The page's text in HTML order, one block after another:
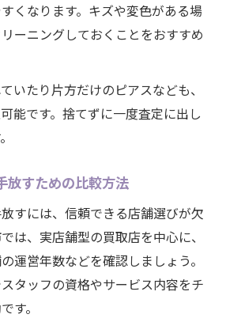
くなります。キズや変色がある場
ーニングしておくことをおすすめ
いたり片方だけのピアスなども、
能です。捨てずに一度査定に出し
放すための比較方法
すには、信頼できる店舗選びが欠
は、実店舗型の買取店を中心に、
運営年数などを確認しましょう。
タッフの資格やサービス内容をチ
す。